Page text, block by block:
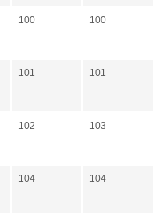
100 100
101 101
102 103
104 104